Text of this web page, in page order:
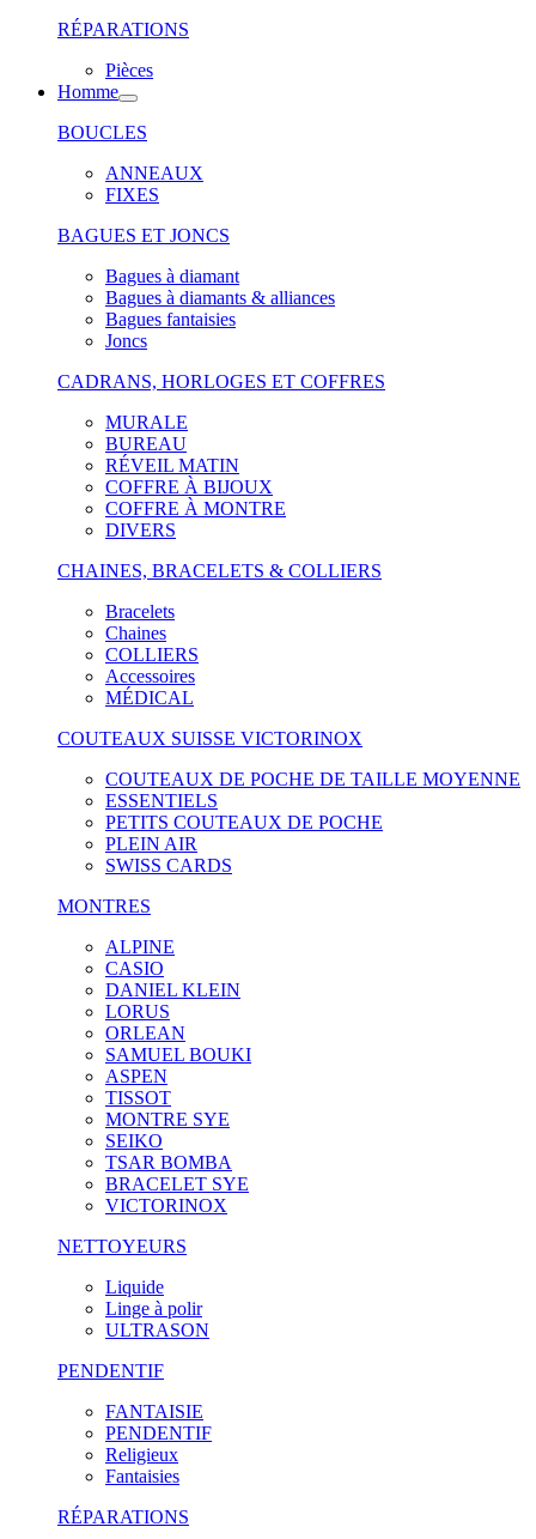
RÉPARATIONS
Pièces
Homme
BOUCLES
ANNEAUX
FIXES
BAGUES ET JONCS
Bagues à diamant
Bagues à diamants & alliances
Bagues fantaisies
Joncs
CADRANS, HORLOGES ET COFFRES
MURALE
BUREAU
RÉVEIL MATIN
COFFRE À BIJOUX
COFFRE À MONTRE
DIVERS
CHAINES, BRACELETS & COLLIERS
Bracelets
Chaines
COLLIERS
Accessoires
MÉDICAL
COUTEAUX SUISSE VICTORINOX
COUTEAUX DE POCHE DE TAILLE MOYENNE
ESSENTIELS
PETITS COUTEAUX DE POCHE
PLEIN AIR
SWISS CARDS
MONTRES
ALPINE
CASIO
DANIEL KLEIN
LORUS
ORLEAN
SAMUEL BOUKI
ASPEN
TISSOT
MONTRE SYE
SEIKO
TSAR BOMBA
BRACELET SYE
VICTORINOX
NETTOYEURS
Liquide
Linge à polir
ULTRASON
PENDENTIF
FANTAISIE
PENDENTIF
Religieux
Fantaisies
RÉPARATIONS